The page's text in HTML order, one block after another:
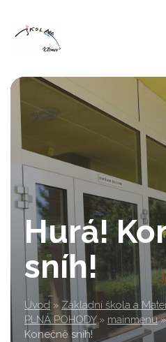
Hurá!
sníh!
Úvod » Základní škola a
PLNÁ POHODY » mainmenu »
Konečně sníh!